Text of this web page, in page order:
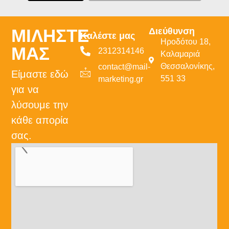
ΜΙΛΗΣΤΕ
ΜΑΣ
Είμαστε εδώ
για να
λύσουμε την
κάθε απορία
σας.
Καλέστε μας
2312314146
contact@mail-
marketing.gr
Διεύθυνση
Ηροδότου 18,
Καλαμαριά
Θεσσαλονίκης,
551 33